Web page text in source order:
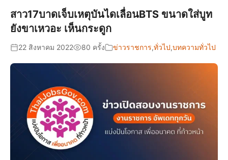
สาว17บาดเจ็บเหตุบันไดเลื่อนBTS ขนาดใส่บูท
ยังขาเหวอะ เห็นกระดูก
22 สิงหาคม 2022 80 ครั้ง ข่าวราชการ,ทั่วไป,บทความทั่วไป